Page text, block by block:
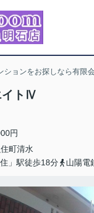
ションをお探しなら有限
イトⅣ
円
町清水
」駅徒歩18分
山陽電